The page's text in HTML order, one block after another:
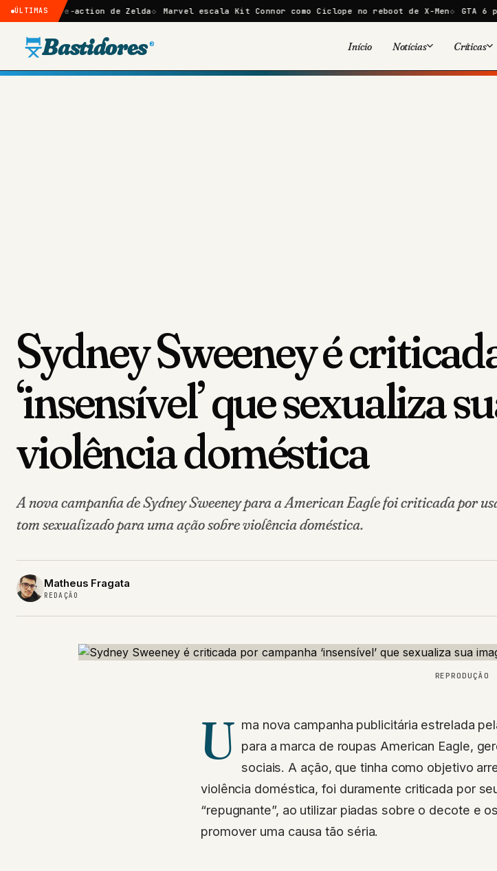
ÚLTIMAS
live-action de Zelda Marvel escala Kit Connor como Ciclope no reboot de X-Men GTA 6 pode
Bastidores ® Início Notícias
Viral
Críticas
Cinema
Sydney Sweeney é
‘insensível’ que sexualiza
violência doméstica
A nova campanha de Sydney Sweeney para a American Eagle foi criticada por
tom sexualizado para uma ação sobre violência doméstica.
Matheus Fragata
REDAÇÃO
REPRODUÇÃO
U ma nova campanha publicitária estrelada
para a marca de roupas American Eagle,
sociais. A ação, que tinha como objetivo
violência doméstica, foi duramente criticada por
“repugnante”, ao utilizar piadas sobre o decote e
promover uma causa tão séria.